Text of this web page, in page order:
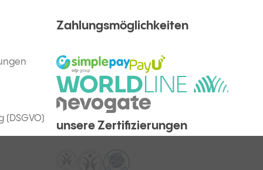
Zahlungsmöglichkeiten
unsere Zertifizierungen